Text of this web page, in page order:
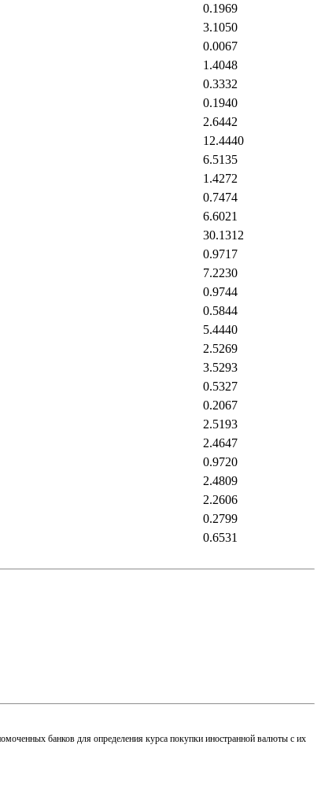
0.1969
3.1050
0.0067
1.4048
0.3332
0.1940
2.6442
12.4440
6.5135
1.4272
0.7474
6.6021
30.1312
0.9717
7.2230
0.9744
0.5844
5.4440
2.5269
3.5293
0.5327
0.2067
2.5193
2.4647
0.9720
2.4809
2.2606
0.2799
0.6531
банков для определения курса покупки иностранной валюты с их